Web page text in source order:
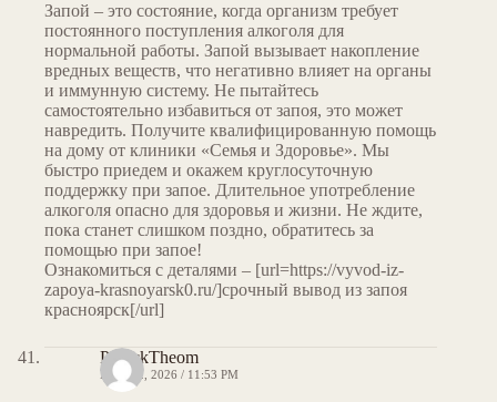
Запой – это состояние, когда организм требует
постоянного поступления алкоголя для
нормальной работы. Запой вызывает накопление
вредных веществ, что негативно влияет на органы
и иммунную систему. Не пытайтесь
самостоятельно избавиться от запоя, это может
навредить. Получите квалифицированную помощь
на дому от клиники «Семья и Здоровье». Мы
быстро приедем и окажем круглосуточную
поддержку при запое. Длительное употребление
алкоголя опасно для здоровья и жизни. Не ждите,
пока станет слишком поздно, обратитесь за
помощью при запое!
Ознакомиться с деталями – [url=https://vyvod-iz-
zapoya-krasnoyarsk0.ru/]срочный вывод из запоя
красноярск[/url]
PatrickTheom
MAY 12, 2026 / 11:53 PM